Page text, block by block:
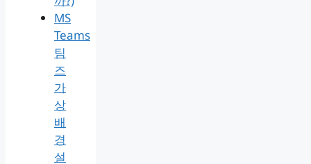
MS
Teams
팀
즈
가
상
배
경
설